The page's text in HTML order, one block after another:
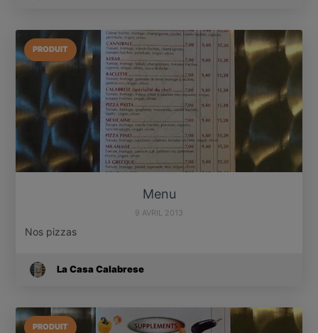
PRODUIT
Menu
9 AVRIL 2013
Nos pizzas
La Casa Calabrese
PRODUIT